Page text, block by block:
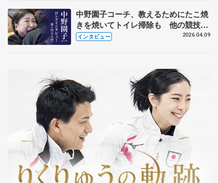
中野園子コーチ、教えるためにたこ焼
きを焼いてトイレ掃除も 他の競技に
も通用するという坂本花織の筋肉
インタビュー 2026.04.09